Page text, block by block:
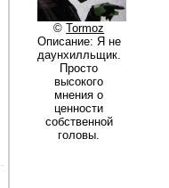
©Tormoz
Описание: Я не
даунхилльщик.
Просто
высокого
мнения о
ценности
собственной
головы.